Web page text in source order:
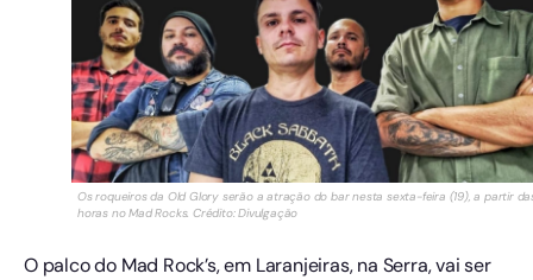
Os roqueiros da Old Glory serão a atração do bar nesta sexta-feira (19), a partir
horas no Mad Rocks. Crédito: Divulgação
O palco do Mad Rock’s, em Laranjeiras, na Serra, vai ser